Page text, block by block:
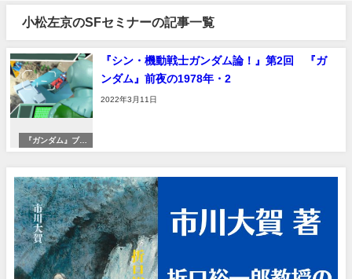
小松左京のSFセミナーの記事一覧
『ガンダム』ブー
ムへ
『シン・機動戦士ガンダム論！』第2回 『ガ
ンダム』前夜の1978年・2
2022年3月11日